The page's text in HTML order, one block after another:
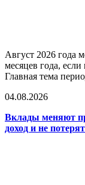
Август 2026 года
месяцев года, если
Главная тема
04.08.2026
Вклады меняют
доход и не